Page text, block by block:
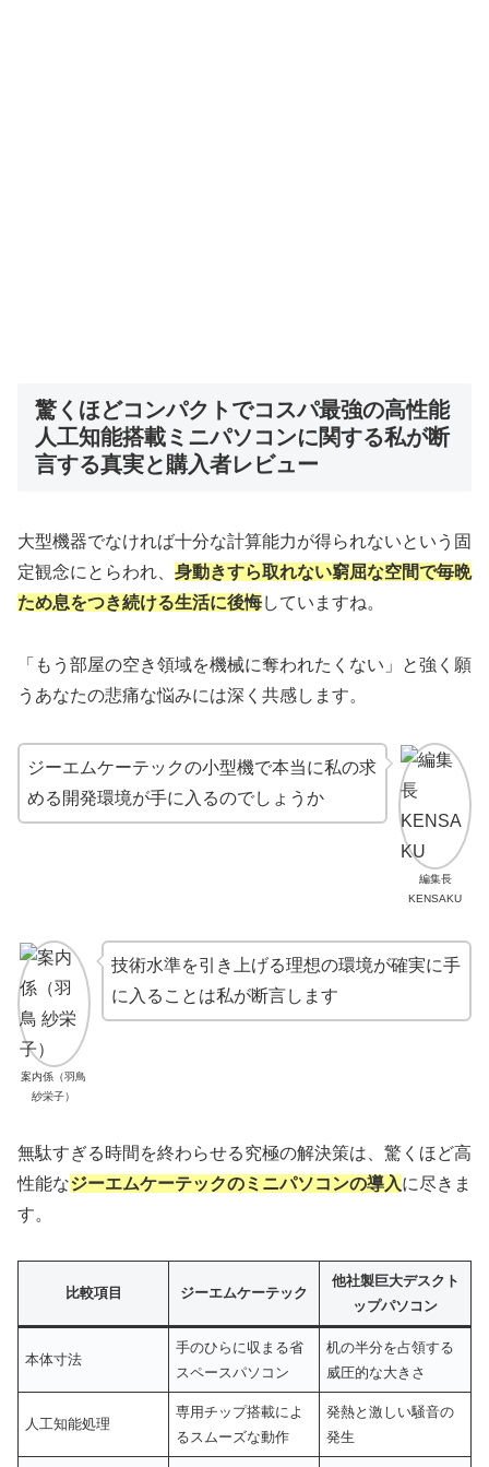
驚くほどコンパクトでコスパ最強の高性能
人工知能搭載ミニパソコンに関する私が断
言する真実と購入者レビュー
大型機器でなければ十分な計算能力が得られないという固
定観念にとらわれ、 身動きすら取れない窮屈な空間で毎晩
ため息をつき続ける生活に後悔していますね。
「もう部屋の空き領域を機械に奪われたくない」と強く願
うあなたの悲痛な悩みには深く共感します。
編集長
KENSAKU
ジーエムケーテックの小型機で本当に私の求
める開発環境が手に入るのでしょうか
案内係（羽鳥
紗栄子）
技術水準を引き上げる理想の環境が確実に手
に入ることは私が断言します
無駄すぎる時間を終わらせる究極の解決策は、驚くほど高
性能なジーエムケーテックのミニパソコンの導入に尽きま
す。
比較項目 ジーエムケーテック
他社製巨大デスクト
ップパソコン
本体寸法
手のひらに収まる省
スペースパソコン
机の半分を占領する
威圧的な大きさ
人工知能処理
専用チップ搭載によ
るスムーズな動作
発熱と激しい騒音の
発生